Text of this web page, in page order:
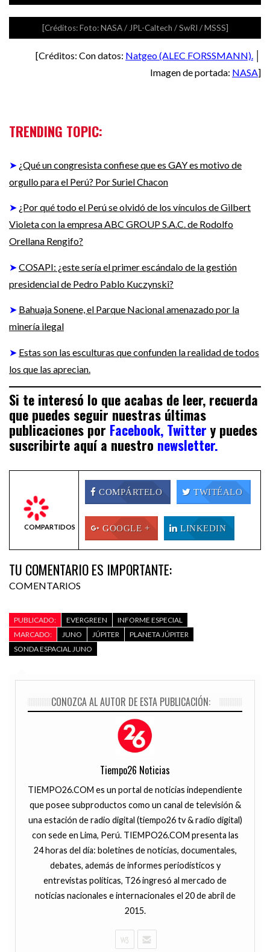
[Créditos: Foto: NASA / JPL-Caltech / SwRI / MSSS]
[Créditos: Con datos: Natgeo (ALEC FORSSMANN).
Imagen de portada: NASA]
TRENDING TOPIC:
➤ ¿Qué un congresista confiese que es GAY es motivo de
orgullo para el Perú? Por Suriel Chacon
➤ ¿Por qué todo el Perú se olvidó de los vínculos de Gilbert
Violeta con la empresa ABC GROUP S.A.C. de Rodolfo
Orellana Rengifo?
➤COSAPI: ¿este sería el primer escándalo de la gestión
presidencial de Pedro Pablo Kuczynski?
➤ Bahuaja Sonene, el Parque Nacional amenazado por la
minería ilegal
➤ Estas son las esculturas que confunden la realidad de todos
los que las aprecian.
Si te interesó lo que acabas de leer, recuerda
que puedes seguir nuestras últimas
publicaciones por Facebook, Twitter y puedes
suscribirte aquí a nuestro newsletter.
COMPARTIDOS
COMPÁRTELO TWITÉALO
GOOGLE + LINKEDIN
TU COMENTARIO ES IMPORTANTE:
COMENTARIOS
PUBLICADO: EVERGREEN
INFORME ESPECIAL
MARCADO:
JUNO JÚPITER
PLANETA JÚPITER
SONDA ESPACIAL JUNO
CONOZCA AL AUTOR DE ESTA PUBLICACIÓN:
Tiempo26 Noticias
TIEMPO26.COM es un portal de noticias independiente
que posee subproductos como un canal de televisión &
una estación de radio digital (tiempo26 tv & radio digital)
con sede en Lima, Perú. TIEMPO26.COM presenta las
24 horas del día: boletines de noticias, documentales,
debates, además de informes periodísticos y
entrevistas políticas, T26 ingresó al mercado de
noticias nacionales e internacionales el 20 de abril de
2015.